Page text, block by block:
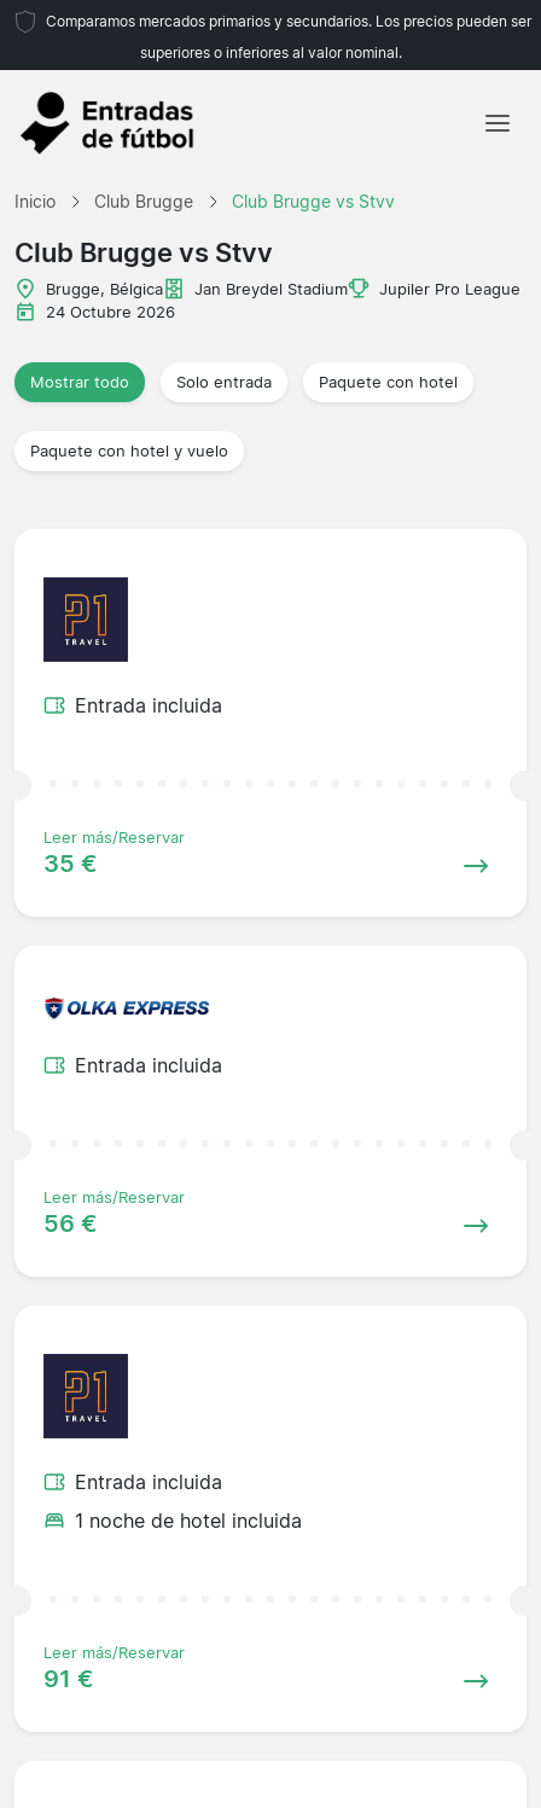
Comparamos mercados primarios y secundarios. Los precios pueden ser
superiores o inferiores al valor nominal.
Inicio Club Brugge Club Brugge vs Stvv
Club Brugge vs Stvv
Brugge, Bélgica Jan Breydel Stadium
Jupiler Pro League
24 Octubre 2026
Mostrar todo Solo entrada Paquete con hotel
Paquete con hotel y vuelo
Entrada incluida
Leer más/Reservar
35 €
Entrada incluida
Leer más/Reservar
56 €
Entrada incluida
1 noche de hotel incluida
Leer más/Reservar
91 €